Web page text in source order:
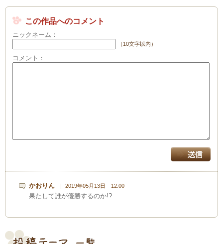
この作品へのコメント
ニックネーム：
（10文字以内）
コメント：
かおりん ｜ 2019年05月13日 12:00
果たして誰が優勝するのか!?